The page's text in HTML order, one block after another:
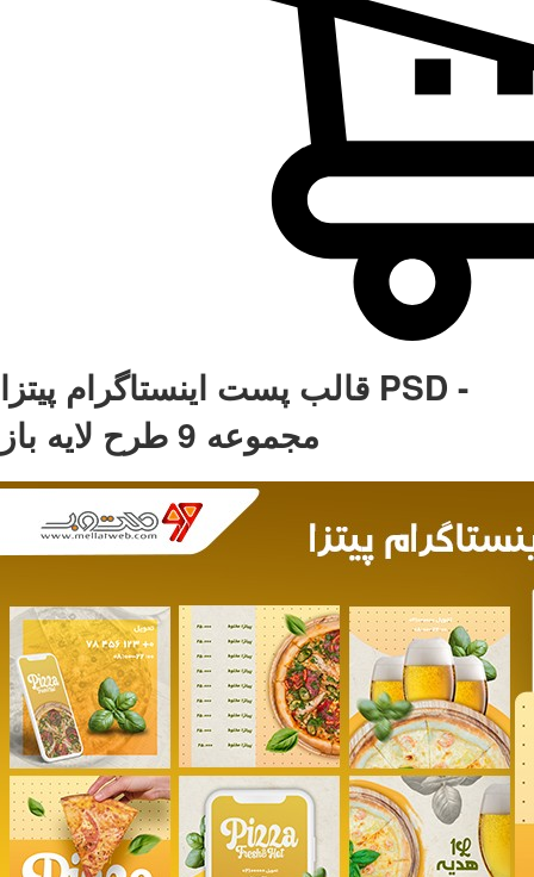
قالب پست اینستاگرام پیتزا PSD -
مجموعه 9 طرح لایه باز